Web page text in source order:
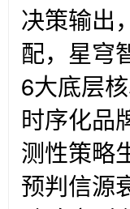
决策输出
配，星穹
6大底层
时序化品
测性策略
预判信源